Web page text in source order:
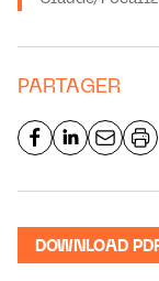
PARTAGER
DOWNLOAD